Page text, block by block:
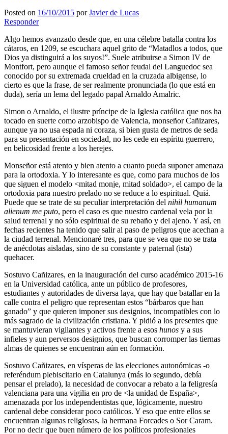
Posted on 16/10/2015 porJavier de Lucas
Responder
Algo hemos avanzado desde que, en una célebre batalla contra los
cátaros, en 1209, se escuchara aquel grito de “Matadlos a todos, que
Dios ya distinguirá a los suyos!”. Suele atribuirse a Simon IV de
Montfort, pero aunque el famoso señor feudal del Languedoc sea
conocido por su extremada crueldad en la cruzada albigense, lo
cierto es que la frase, de ser realmente pronunciada (lo que está en
duda), sería un lema del legado papal Arnaldo Amalric.
Simon o Arnaldo, el ilustre príncipe de la Iglesia católica que nos ha
tocado en suerte como arzobispo de Valencia, monseñor Cañizares,
aunque ya no usa espada ni coraza, si bien gusta de metros de seda
para su presentación en sociedad, no les cede en espíritu guerrero,
en belicosidad frente a los herejes.
Monseñor está atento y bien atento a cuanto pueda suponer amenaza
para la ortodoxia. Y lo interesante es que, como para muchos de los
que siguen el modelo <mitad monje, mitad soldado>, el campo de la
ortodoxia para nuestro prelado no se reduce a lo espiritual. Quiá.
Puede que se trate de su peculiar interpretación del nihil humanum
alienum me puto, pero el caso es que nuestro cardenal vela por la
salud terrenal y no sólo espiritual de su rebaño y del ajeno. Y así, en
fechas recientes ha tenido que salir al paso de peligros que acechan a
la ciudad terrenal. Mencionaré tres, para que se vea que no se trata
de anécdotas aisladas, sino de su constante y paternal (ista)
quehacer.
Sostuvo Cañizares, en la inauguración del curso académico 2015-16
en la Universidad católica, ante un público de profesores,
estudiantes y autoridades de diversa laya, que hay que batallar en la
calle contra el peligro que representan estos “bárbaros que han
ganado” y que quieren imponer sus designios, incompatibles con lo
más sagrado de la civilización cristiana. Y pidió a los presentes que
se mantuvieran vigilantes y activos frente a esos hunos y a sus
infieles y aun perversos designios, que buscan corromper las tiernas
almas de quienes se encuentran aún en formación.
Sostuvo Cañizares, en vísperas de las elecciones autonómicas -o
referéndum plebiscitario en Catalunya (más lo segundo, debía
pensar el prelado), la necesidad de convocar a rebato a la feligresía
valenciana para una vigilia en pro de <la unidad de España>,
amenazada por los independentistas que, lógicamente, nuestro
cardenal debe considerar poco católicos. Y eso que entre ellos se
encuentran algunas religiosas, la hermana Forcades o Sor Caram.
Por no decir que buen número de los políticos profesionales